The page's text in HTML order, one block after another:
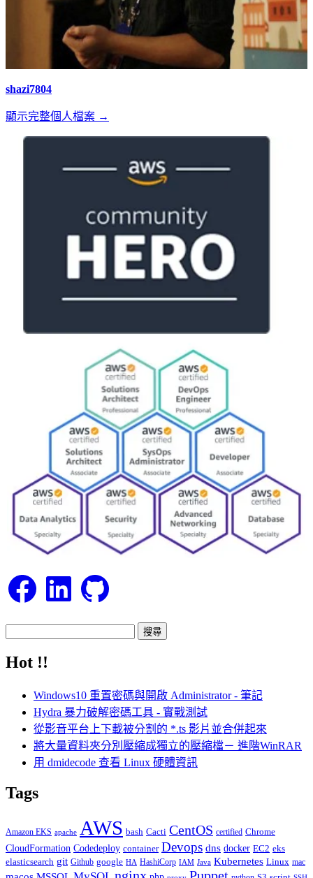
shazi7804
顯示完整個人檔案 →
FacebookLinkedIn GitHub
關
Hot !!
Windows10 重置密碼與開啟 Administrator - 筆記
Hydra 暴力破解密碼工具 - 實戰測試
從影音平台上下載被分割的 *.ts 影片並合併起來
將大量資料夾分別壓縮成獨立的壓縮檔－ 進階WinRAR
用 dmidecode 查看 Linux 硬體資訊
Tags
Amazon EKS apache AWS bash Cacti CentOS certified Chrome
CloudFormation Codedeploy container Devops dns docker EC2 eks
elasticsearch git Github google HA HashiCorp IAM Java Kubernetes Linux mac